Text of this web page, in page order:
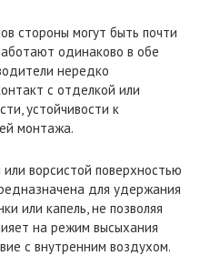
стороны могут быть почти
одинаково в обе
нередко
с отделкой или
устойчивости к
монтажа.
ворсистой поверхностью
для удержания
или капель, не позволяя
на режим высыхания
с внутренним воздухом.